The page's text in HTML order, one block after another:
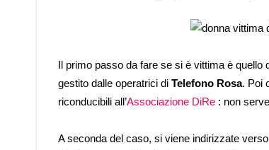
Il primo passo da fare se si è vittima è quello
gestito dalle operatrici di Telefono Rosa. Poi
riconducibili all’Associazione DiRe : non
A seconda del caso, si viene indirizzate